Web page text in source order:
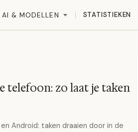
AI & MODELLEN STATISTIEKEN
telefoon: zo laat je taken
Android: taken draaien door in de